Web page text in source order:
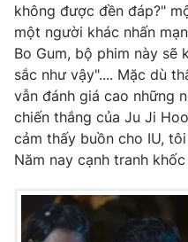
Tổng Biên tập:Vũ Thanh
Phó Tổng Biên tập:Nguyễn
Nguyễn Trọng Ninh
Tổng đài VTV: 024.38 355
Ðiện thoại Thời báo VTV:
Email:toasoan@vtv.vn
Liên hệ quảng cáo:024-
không được đền đáp?"
một người khác nhấn
Bo Gum, bộ phim này sẽ
sắc như vậy".... Mặc dù
vẫn đánh giá cao những
chiến thắng của Ju Ji
cảm thấy buồn cho IU,
Năm nay cạnh tranh